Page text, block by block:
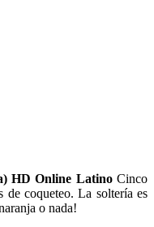
HD Online Latino Cinco
de coqueteo. La soltería es
o nada!